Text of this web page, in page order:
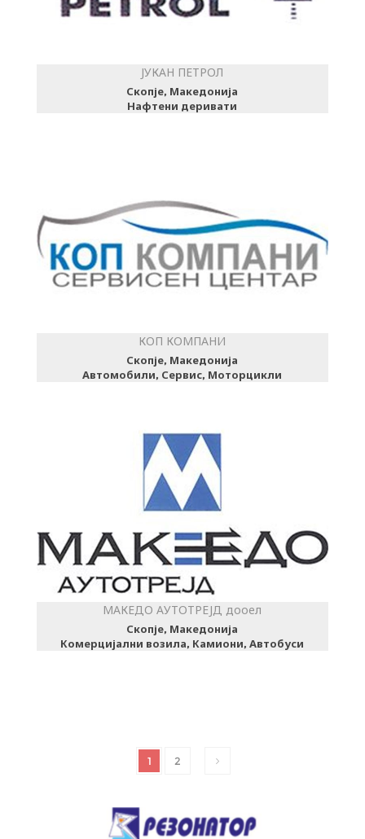
ЈУКАН ПЕТРОЛ
Скопје, Македонија
Нафтени деривати
КОП КОМПАНИ
Скопје, Македонија
Автомобили, Сервис, Моторцикли
МАКЕДО АУТОТРЕЈД дооел
Скопје, Македонија
Комерцијални возила, Камиони, Автобуси
1 2